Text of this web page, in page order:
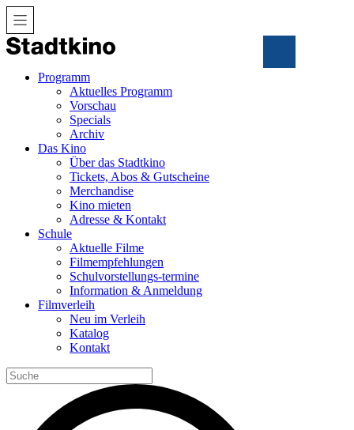
Zum
Inhalt
Programm
Aktuelles Programm
Vorschau
Specials
Archiv
Das Kino
Über das Stadtkino
Tickets, Abos & Gutscheine
Merchandise
Kino mieten
Adresse & Kontakt
Schule
Aktuelle Filme
Filmempfehlungen
Schulvorstellungs-termine
Information & Anmeldung
Filmverleih
Neu im Verleih
Katalog
Kontakt
Search
for: